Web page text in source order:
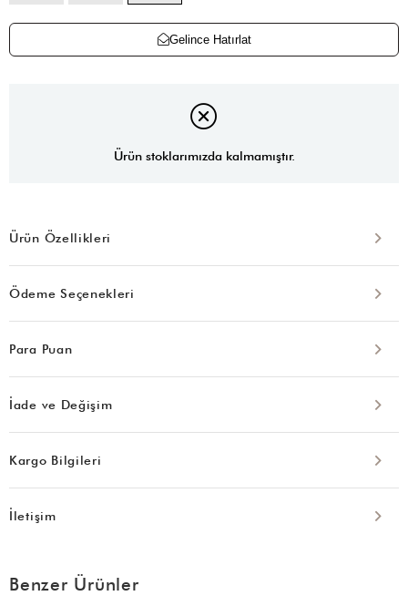
Gelince Hatırlat
Ürün stoklarımızda kalmamıştır.
Ürün Özellikleri
Ödeme Seçenekleri
Para Puan
İade ve Değişim
Kargo Bilgileri
İletişim
Benzer Ürünler